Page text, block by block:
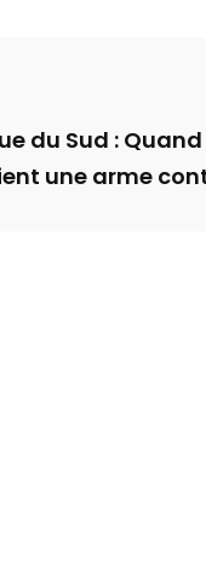
du Sud :
une arme